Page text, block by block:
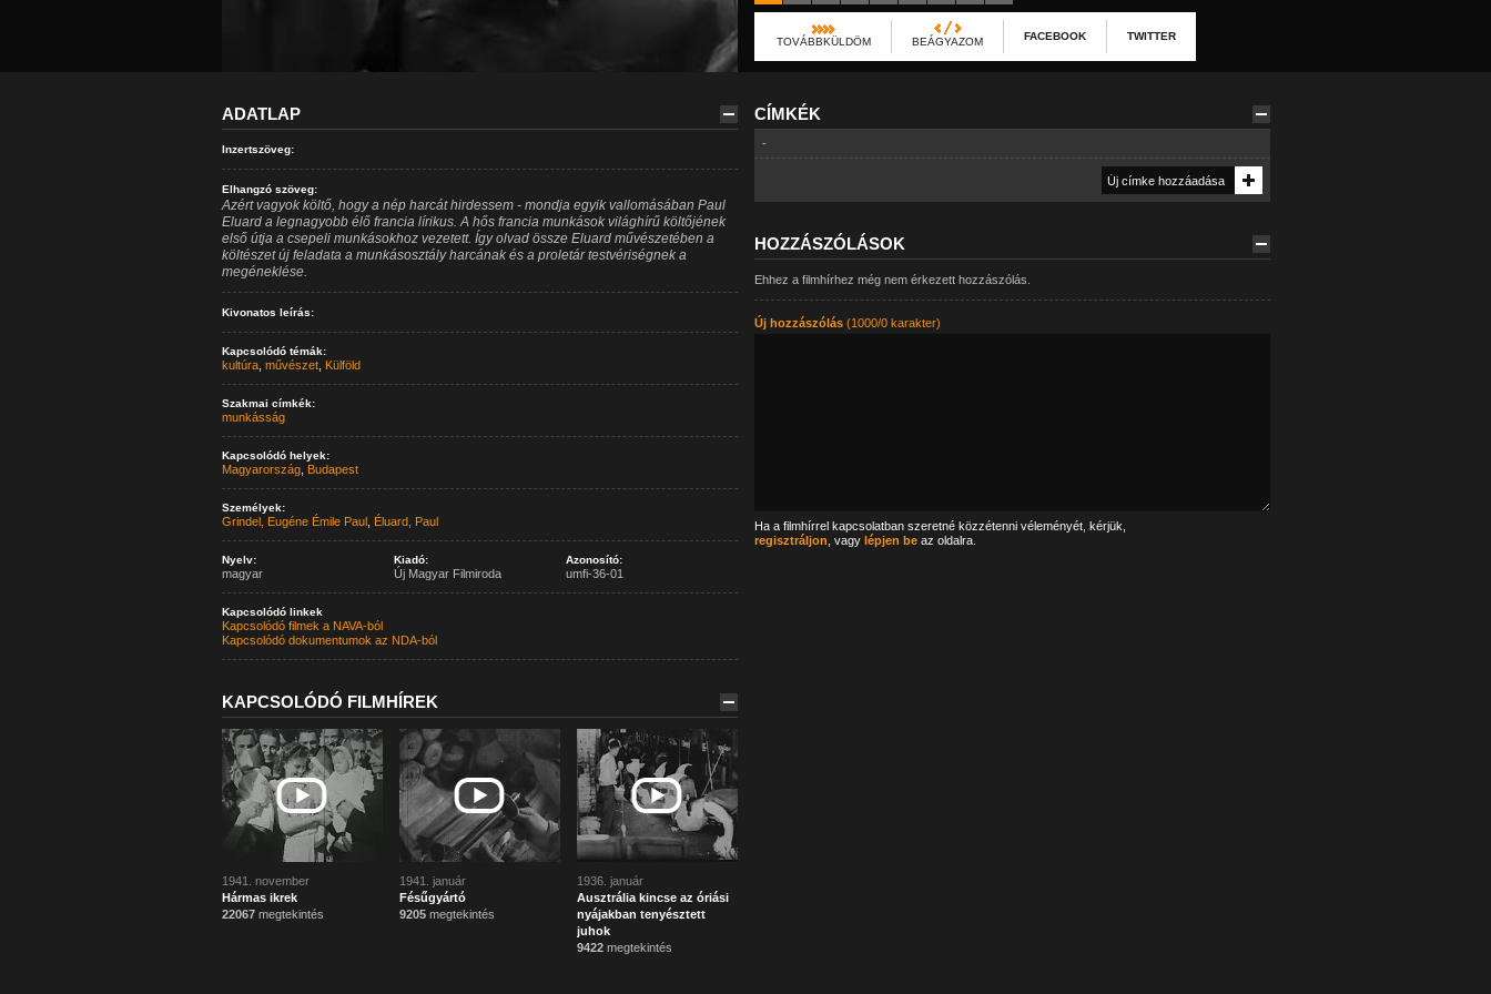
TOVÁBBKÜLDÖM BEÁGYAZOM FACEBOOK TWITTER
ADATLAP
Inzertszöveg:
Elhangzó szöveg:
Azért vagyok költő, hogy a nép harcát hirdessem - mondja egyik vallomásában Paul
Eluard a legnagyobb élő francia lírikus. A hős francia munkások világhírű költőjének
első útja a csepeli munkásokhoz vezetett. Így olvad össze Eluard művészetében a
költészet új feladata a munkásosztály harcának és a proletár testvériségnek a
megéneklése.
Kivonatos leírás:
Kapcsolódó témák:
kultúra, művészet, Külföld
Szakmai címkék:
munkásság
Kapcsolódó helyek:
Magyarország, Budapest
Személyek:
Grindel, Eugéne Émile Paul, Éluard, Paul
Nyelv:
magyar
Kiadó:
Új Magyar Filmiroda
Azonosító:
umfi-36-01
Kapcsolódó linkek
Kapcsolódó filmek a NAVA-ból
Kapcsolódó dokumentumok az NDA-ból
KAPCSOLÓDÓ FILMHÍREK
1941. november
Hármas ikrek
22067megtekintés
1941. január
Fésűgyártó
9205megtekintés
1936. január
Ausztrália kincse az óriási
nyájakban tenyésztett
juhok
9422megtekintés
CÍMKÉK
-
HOZZÁSZÓLÁSOK
Ehhez a filmhírhez még nem érkezett hozzászólás.
Új hozzászólás(1000/0 karakter)
Ha a filmhírrel kapcsolatban szeretné közzétenni véleményét, kérjük,
regisztráljon , vagy lépjen beaz oldalra.